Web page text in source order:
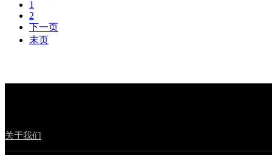
1
2
下一页
末页
关于我们